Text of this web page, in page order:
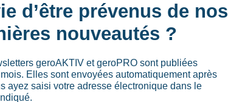
d’être prévenus de nos
nouveautés ?
geroAKTIV et geroPRO sont publiées
Elles sont envoyées automatiquement après
ayez saisi votre adresse électronique dans le